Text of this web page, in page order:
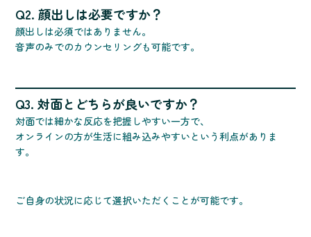
Q2. 顔出しは必要ですか？
顔出しは必須ではありません。
音声のみでのカウンセリングも可能です。
Q3. 対面とどちらが良いですか？
対面では細かな反応を把握しやすい一方で、
オンラインの方が生活に組み込みやすいという利点がありま
す。
ご自身の状況に応じて選択いただくことが可能です。